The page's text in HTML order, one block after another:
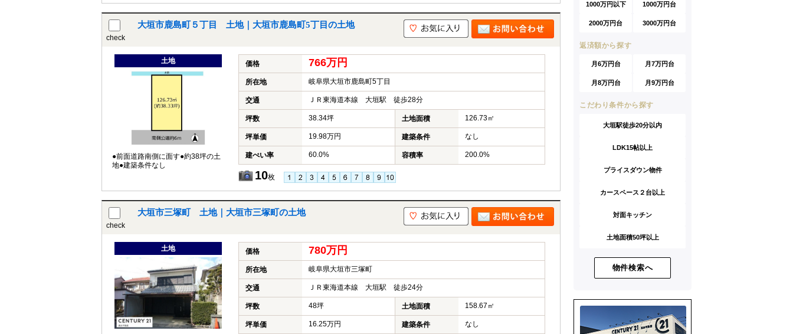
check
大垣市鹿島町５丁目 土地｜大垣市鹿島町5丁目の土地
土地
●前面道路南側に面す●約38坪の土
地●建築条件なし
価格 766万円
所在地 岐阜県大垣市鹿島町5丁目
交通 ＪＲ東海道本線 大垣駅 徒歩28分
坪数 38.34坪 土地面積 126.73㎡
坪単価 19.98万円 建築条件 なし
建ぺい率 60.0% 容積率 200.0%
10枚
check
大垣市三塚町 土地｜大垣市三塚町の土地
土地 価格 780万円
所在地 岐阜県大垣市三塚町
交通 ＪＲ東海道本線 大垣駅 徒歩24分
坪数 48坪 土地面積 158.67㎡
坪単価 16.25万円 建築条件 なし
1000万円以下 1000万円台
2000万円台 3000万円台
返済額から探す
月6万円台 月7万円台
月8万円台 月9万円台
こだわり条件から探す
大垣駅徒歩20分以内
LDK15帖以上
プライスダウン物件
カースペース２台以上
対面キッチン
土地面積50坪以上
物件検索へ